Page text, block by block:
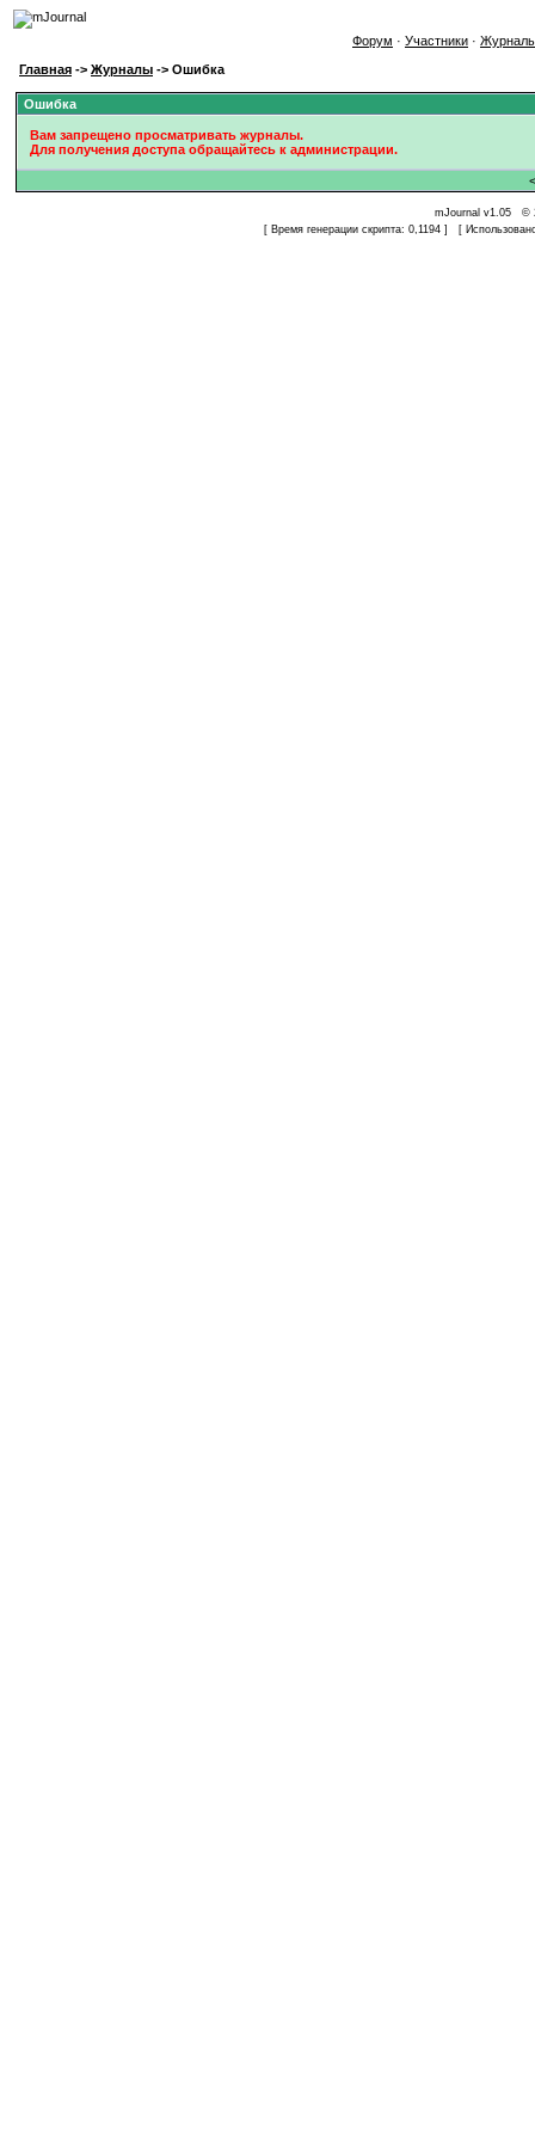
Форум · Участники ·
Главная -> Журналы -> Ошибка
Ошибка
Вам запрещено просматривать журналы.
Для получения доступа обращайтесь к администрации.
mJournal v1.05 ©
[ Время генерации скрипта: 0,1194 ] [